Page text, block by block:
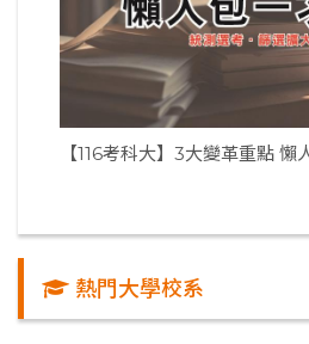
【116考科大】3大變革重點 懶
熱門大學校系